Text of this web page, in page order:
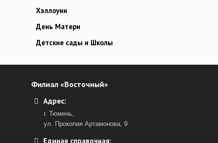
Хэллоуин
День Матери
Детские сады и Школы
Филиал «Восточный»
Адрес:
г. Тюмень,
ул. Прокопия Артамонова, 9
Единая справочная: